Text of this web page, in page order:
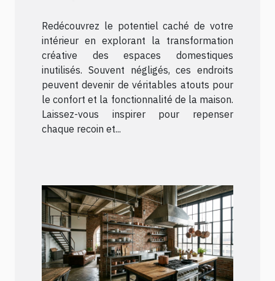
Redécouvrez le potentiel caché de votre
intérieur en explorant la transformation
créative des espaces domestiques
inutilisés. Souvent négligés, ces endroits
peuvent devenir de véritables atouts pour
le confort et la fonctionnalité de la maison.
Laissez-vous inspirer pour repenser
chaque recoin et...